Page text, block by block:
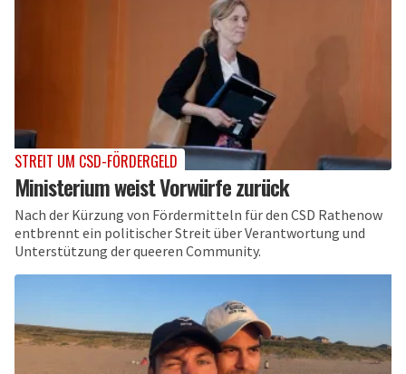
STREIT UM CSD-FÖRDERGELD
Ministerium weist Vorwürfe zurück
Nach der Kürzung von Fördermitteln für den CSD Rathenow
entbrennt ein politischer Streit über Verantwortung und
Unterstützung der queeren Community.